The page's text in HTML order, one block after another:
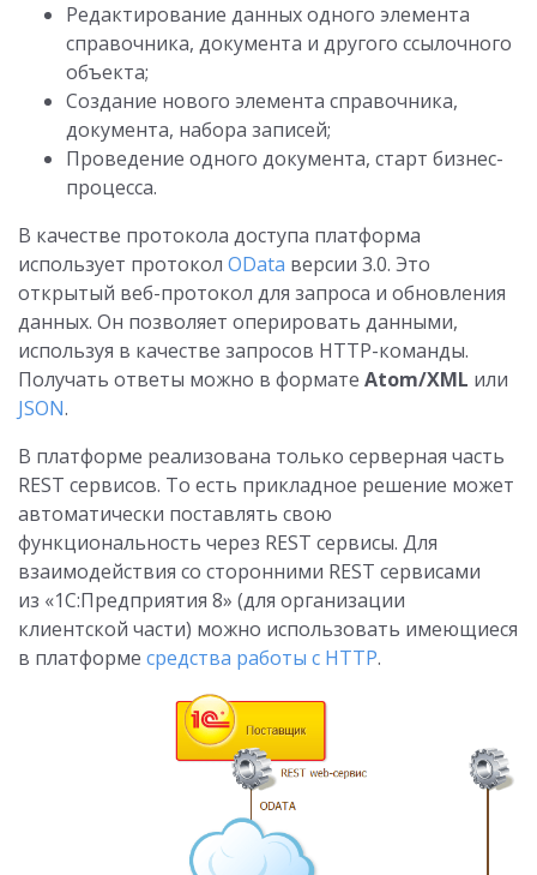
Редактирование данных одного элемента
справочника, документа и другого ссылочного
объекта;
Создание нового элемента справочника,
документа, набора записей;
Проведение одного документа, старт бизнес-
процесса.
В качестве протокола доступа платформа
использует протокол OData версии 3.0. Это
открытый веб-протокол для запроса и обновления
данных. Он позволяет оперировать данными,
используя в качестве запросов HTTP-команды.
Получать ответы можно в формате Atom/XML или
JSON.
В платформе реализована только серверная часть
REST сервисов. То есть прикладное решение может
автоматически поставлять свою
функциональность через REST сервисы. Для
взаимодействия со сторонними REST сервисами
из «1С:Предприятия 8» (для организации
клиентской части) можно использовать имеющиеся
в платформе средства работы с HTTP.